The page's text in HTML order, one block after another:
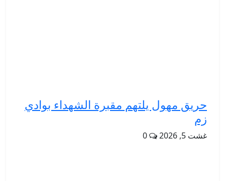
حريق مهول يلتهم مقبرة الشهداء بوادي
زم
غشت 5, 2026 0